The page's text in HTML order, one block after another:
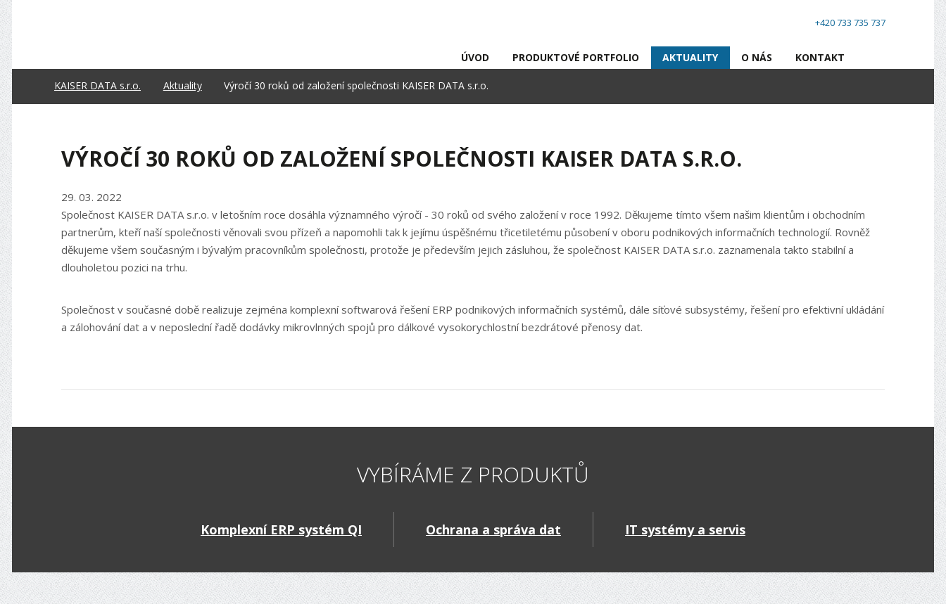
VÝROČÍ
30
ROKŮ
OD
ZALOŽENÍ
SPOLEČNOSTI
KAISER
DATA
S.R.O.
+420 733 735 737
ÚVOD PRODUKTOVÉ PORTFOLIO AKTUALITY O NÁS KONTAKT
KAISER DATA s.r.o. Aktuality Výročí 30 roků od založení společnosti KAISER DATA s.r.o.
VÝROČÍ 30 ROKŮ OD ZALOŽENÍ SPOLEČNOSTI KAISER DATA S.R.O.
29. 03. 2022
Společnost KAISER DATA s.r.o. v letošním roce dosáhla významného výročí - 30 roků od svého založení v roce 1992. Děkujeme tímto všem našim klientům i obchodním
partnerům, kteří naší společnosti věnovali svou přízeň a napomohli tak k jejímu úspěšnému třicetiletému působení v oboru podnikových informačních technologií. Rovněž
děkujeme všem současným i bývalým pracovníkům společnosti, protože je především jejich zásluhou, že společnost KAISER DATA s.r.o. zaznamenala takto stabilní a
dlouholetou pozici na trhu.
Společnost v současné době realizuje zejména komplexní softwarová řešení ERP podnikových informačních systémů, dále síťové subsystémy, řešení pro efektivní ukládání
a zálohování dat a v neposlední řadě dodávky mikrovlnných spojů pro dálkové vysokorychlostní bezdrátové přenosy dat.
VYBÍRÁME Z PRODUKTŮ
Komplexní ERP systém QI Ochrana a správa dat IT systémy a servis